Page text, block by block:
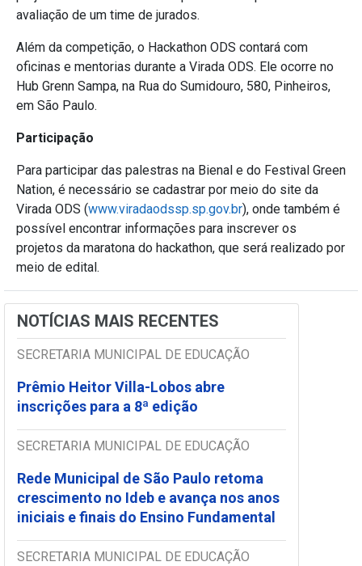
avaliação de um time de jurados.
Além da competição, o Hackathon ODS contará com
oficinas e mentorias durante a Virada ODS. Ele ocorre no
Hub Grenn Sampa, na Rua do Sumidouro, 580, Pinheiros,
em São Paulo.
Participação
Para participar das palestras na Bienal e do Festival Green
Nation, é necessário se cadastrar por meio do site da
Virada ODS (www.viradaodssp.sp.gov.br), onde também é
possível encontrar informações para inscrever os
projetos da maratona do hackathon, que será realizado por
meio de edital.
NOTÍCIAS MAIS RECENTES
SECRETARIA MUNICIPAL DE EDUCAÇÃO
Prêmio Heitor Villa-Lobos abre
inscrições para a 8ª edição
SECRETARIA MUNICIPAL DE EDUCAÇÃO
Rede Municipal de São Paulo retoma
crescimento no Ideb e avança nos anos
iniciais e finais do Ensino Fundamental
SECRETARIA MUNICIPAL DE EDUCAÇÃO